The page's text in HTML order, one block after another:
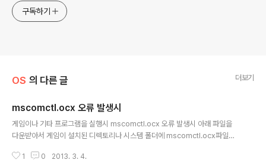
구독하기
OS 의 다른 글 더보기
mscomctl.ocx 오류 발생시
게임이나 기타 프로그램을 실행시 mscomctl.ocx 오류 발생시 아래 파일을
다운받아서 게임이 설치된 디렉토리나 시스템 폴더에 mscomctl.ocx파일을
경우 C:\Windows\SysWOW64
1 0 2013. 3. 4.